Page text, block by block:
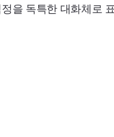
을 독특한 대화체로